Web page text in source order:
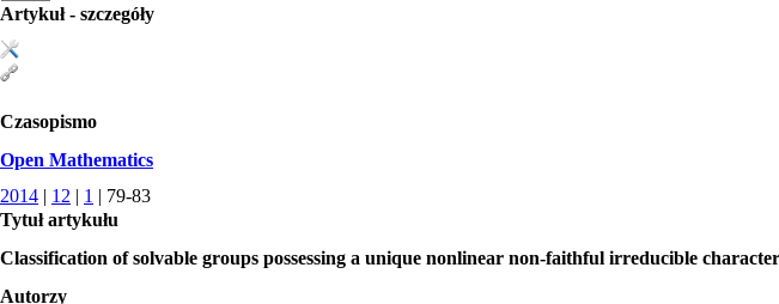
Artykuł - szczegóły
Czasopismo
Open Mathematics
2014 | 12 | 1 | 79-83
Tytuł artykułu
Classification of solvable groups possessing a unique nonlinear non-faithful irreducible character